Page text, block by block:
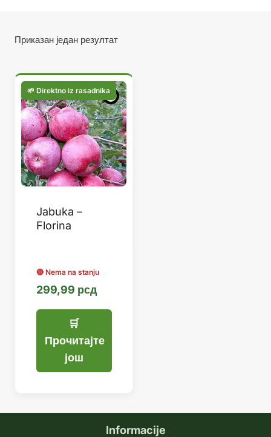
Приказан један резултат
Jabuka –
Florina
299,99 рсд
Прочитајте
још
Informacije